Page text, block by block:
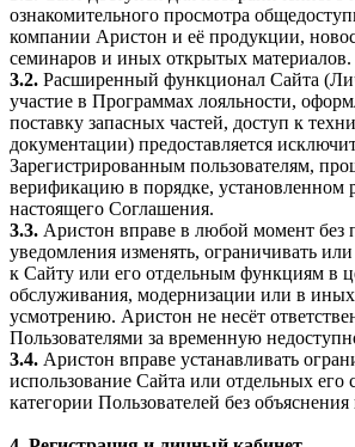
ознакомительного просмотра
компании Аристон и её продукции,
семинаров и иных открытых материалов.
3.2. Расширенный функционал Сайта
участие в Программах лояльности,
поставку запасных частей, доступ к
документации) предоставляется
Зарегистрированным пользователям,
верификацию в порядке, установленном
настоящего Соглашения.
3.3. Аристон вправе в любой момент без
уведомления изменять, ограничивать
к Сайту или его отдельным функциям в
обслуживания, модернизации или в
усмотрению. Аристон не несёт
Пользователями за временную
3.4. Аристон вправе устанавливать
использование Сайта или отдельных его
категории Пользователей без